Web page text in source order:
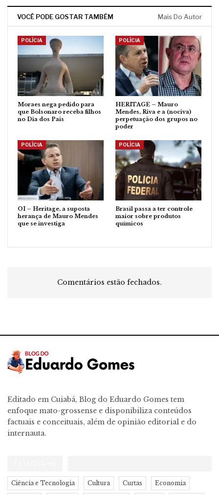
VOCÊ PODE GOSTAR TAMBÉM Mais Do Autor
POLÍCIA
Moraes nega pedido para
que Bolsonaro receba filhos
no Dia dos Pais
POLÍCIA
HERITAGE – Mauro
Mendes, Riva e a (nociva)
perpetuação dos grupos no
poder
POLÍCIA
OI – Heritage, a suposta
herança de Mauro Mendes
que se investiga
POLÍCIA
Brasil passa a ter controle
maior sobre produtos
químicos
Comentários estão fechados.
Editado em Cuiabá, Blog do Eduardo Gomes tem
enfoque mato-grossense e disponibiliza conteúdos
factuais e conceituais, além de opinião editorial e do
internauta.
CATEGORIAS
Ciência e Tecnologia Cultura Curtas Economia